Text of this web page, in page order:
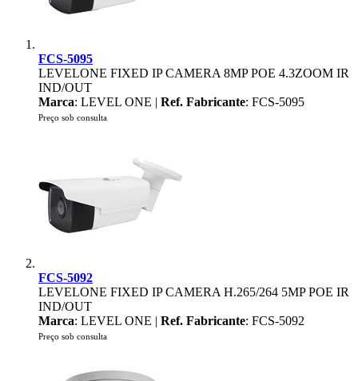
FCS-5095
LEVELONE FIXED IP CAMERA 8MP POE 4.3ZOOM IR
IND/OUT
Marca: LEVEL ONE | Ref. Fabricante: FCS-5095
Preço sob consulta
FCS-5092
LEVELONE FIXED IP CAMERA H.265/264 5MP POE IR
IND/OUT
Marca: LEVEL ONE | Ref. Fabricante: FCS-5092
Preço sob consulta